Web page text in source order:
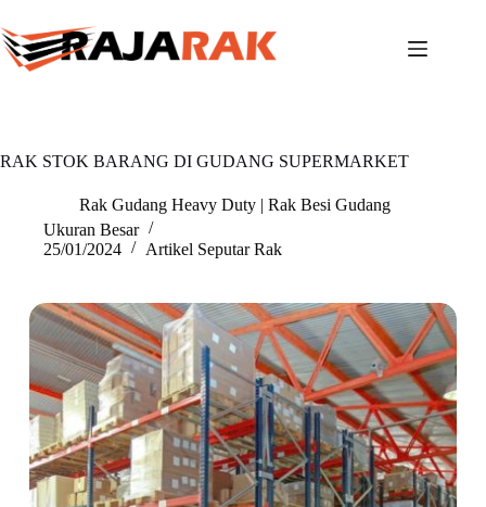
to
content
RAK STOK BARANG DI GUDANG SUPERMARKET
Rak Gudang Heavy Duty | Rak Besi Gudang
Ukuran Besar
25/01/2024
Artikel Seputar Rak